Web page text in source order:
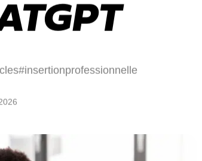
#insertionprofessionnelle